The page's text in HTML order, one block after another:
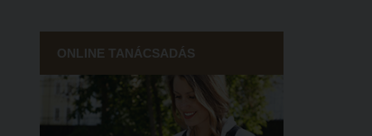
ONLINE TANÁCSADÁS